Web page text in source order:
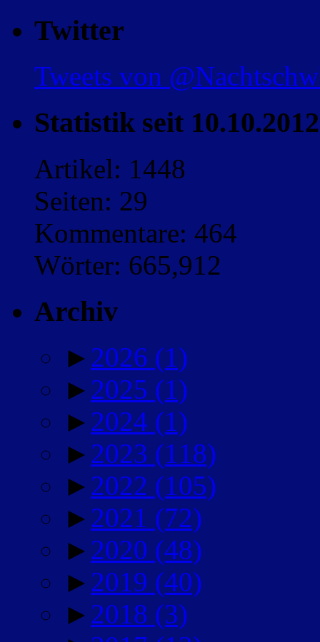
Twitter
Tweets von
Statistik seit 10.10.2012
Artikel: 1448
Seiten: 29
Kommentare: 464
Wörter: 665,912
Archiv
► 2026 (1)
► 2025 (1)
► 2024 (1)
► 2023 (118)
► 2022 (105)
► 2021 (72)
► 2020 (48)
► 2019 (40)
► 2018 (3)